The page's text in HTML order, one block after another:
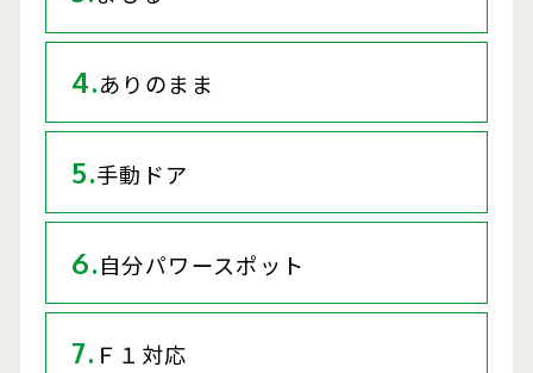
4.ありのまま
5.手動ドア
6. 自分パワースポット
7. Ｆ１対応